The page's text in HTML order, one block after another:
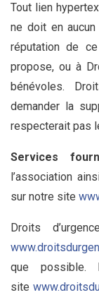
Tout lien
ne doit en
réputation de
propose, ou à
bénévoles.
demander la
respecterait pas
Services
l’association
sur notre site
Droits
que possible.
site